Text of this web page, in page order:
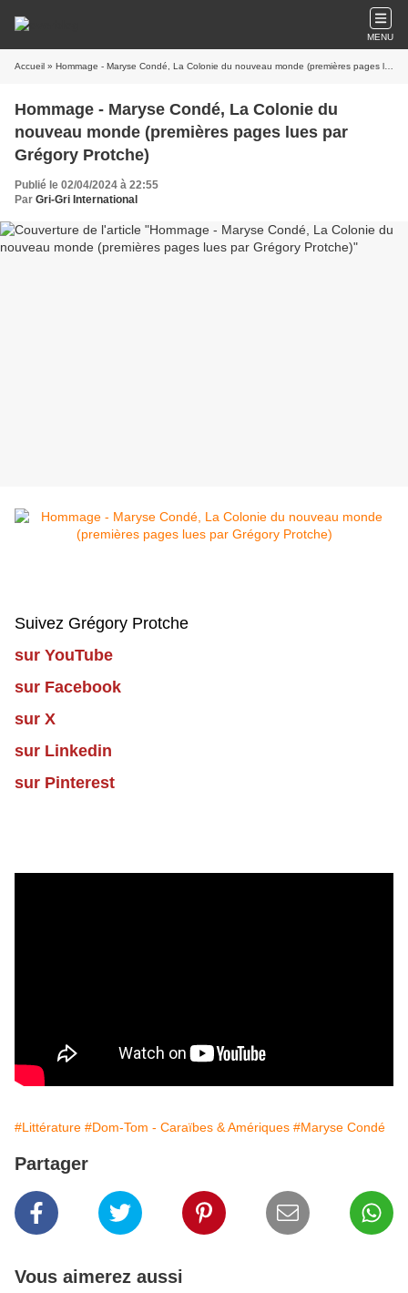
MENU
Accueil » Hommage - Maryse Condé, La Colonie du nouveau monde (premières pages lues par Grégory Protche)
Hommage - Maryse Condé, La Colonie du
nouveau monde (premières pages lues par
Grégory Protche)
Publié le 02/04/2024 à 22:55
Par Gri-Gri International
Suivez Grégory Protche
sur YouTube
sur Facebook
sur X
sur Linkedin
sur Pinterest
#Littérature #Dom-Tom - Caraïbes & Amériques #Maryse Condé
Partager
Vous aimerez aussi